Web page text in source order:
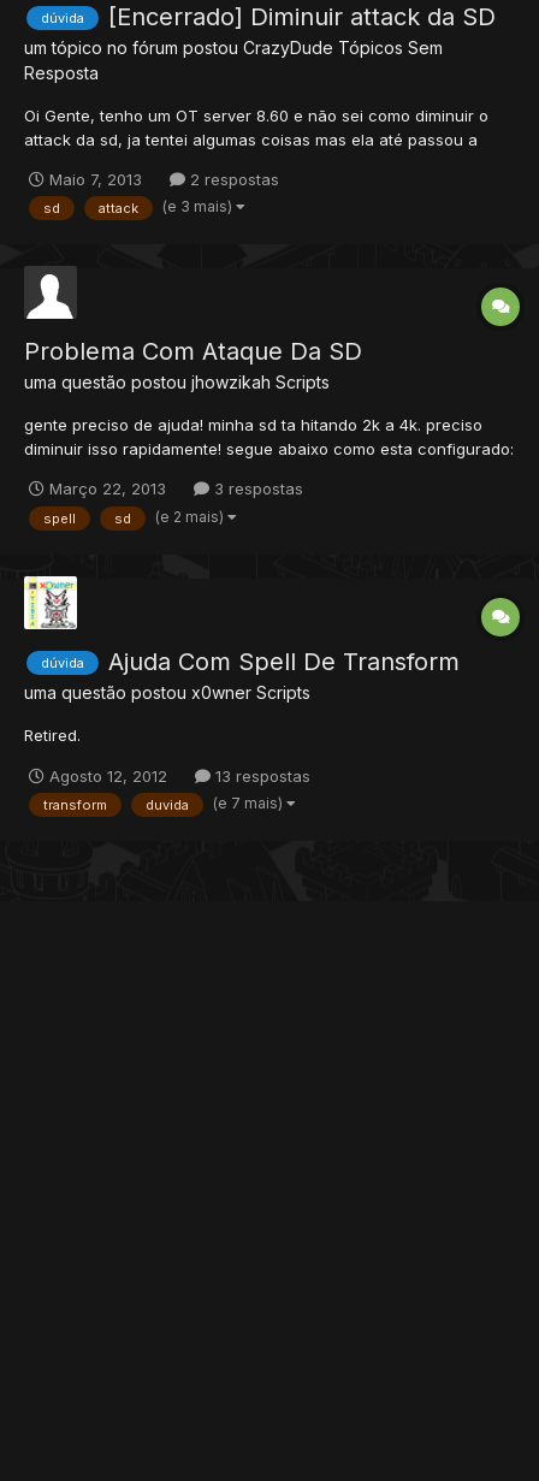
dúvida [Encerrado] Diminuir attack da SD
um tópico no fórum postou CrazyDude Tópicos Sem
Resposta
Oi Gente, tenho um OT server 8.60 e não sei como diminuir o
attack da sd, ja tentei algumas coisas mas ela até passou a
createCombatObject() setCombatParam(combat,
COMBAT_PARAM_TARGETCASTERORTOPMOST, true)
Maio 7, 2013 2 respostas
sd attack (e 3 mais)
Problema Com Ataque Da SD
uma questão postou jhowzikah Scripts
gente preciso de ajuda! minha sd ta hitando 2k a 4k. preciso
diminuir isso rapidamente! segue abaixo como esta configurado:
COMBAT_PARAM_TARGETCASTERORTOPMOST, true)
setCombatParam(combat, COMBAT_PARAM_TYPE,
Março 22, 2013 3 respostas
spell sd (e 2 mais)
dúvida Ajuda Com Spell De Transform
uma questão postou x0wner Scripts
Retired.
Agosto 12, 2012 13 respostas
transform duvida (e 7 mais)